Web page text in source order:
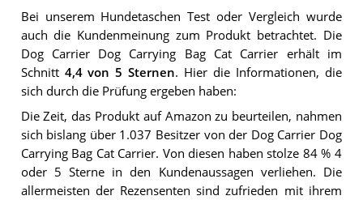
Bei unserem Hundetaschen Test oder Vergleich wurde
auch die Kundenmeinung zum Produkt betrachtet. Die
Dog Carrier Dog Carrying Bag Cat Carrier erhält im
Schnitt 4,4von 5 Sternen. Hier die Informationen, die
sich durch die Prüfung ergeben haben:
Die Zeit, das Produkt auf Amazon zu beurteilen, nahmen
sich bislang über 1.037 Besitzer von der Dog Carrier Dog
Carrying Bag Cat Carrier. Von diesen haben stolze 84 % 4
oder 5 Sterne in den Kundenaussagen verliehen. Die
allermeisten der Rezensenten sind zufrieden mit ihrem